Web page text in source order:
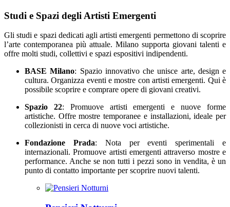
Studi e Spazi degli Artisti Emergenti
Gli studi e spazi dedicati agli artisti emergenti permettono di scoprire
l’arte contemporanea più attuale. Milano supporta giovani talenti e
offre molti studi, collettivi e spazi espositivi indipendenti.
BASE Milano: Spazio innovativo che unisce arte, design e
cultura. Organizza eventi e mostre con artisti emergenti. Qui è
possibile scoprire e comprare opere di giovani creativi.
Spazio 22: Promuove artisti emergenti e nuove forme
artistiche. Offre mostre temporanee e installazioni, ideale per
collezionisti in cerca di nuove voci artistiche.
Fondazione Prada: Nota per eventi sperimentali e
internazionali. Promuove artisti emergenti attraverso mostre e
performance. Anche se non tutti i pezzi sono in vendita, è un
punto di contatto importante per scoprire nuovi talenti.